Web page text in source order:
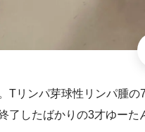
Tリンパ芽球性リンパ腫の
了したばかりの3才ゆーた